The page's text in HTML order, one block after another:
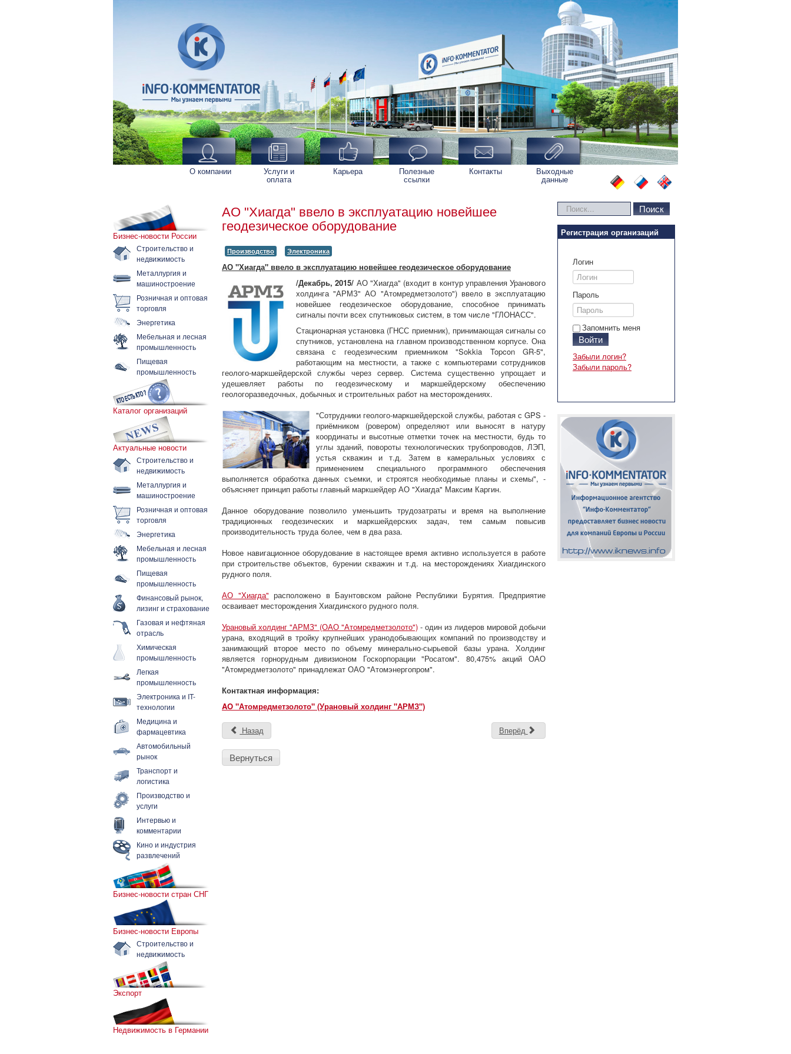
О компании Услуги и
оплата
Карьера Полезные
ссылки
Контакты Выходные
данные
Бизнес-новости России
Строительство и
недвижимость
Металлургия и
машиностроение
Розничная и оптовая
торговля
Энергетика
Мебельная и лесная
промышленность
Пищевая
промышленность
Каталог организаций
Актуальные новости
Строительство и
недвижимость
Металлургия и
машиностроение
Розничная и оптовая
торговля
Энергетика
Мебельная и лесная
промышленность
Пищевая
промышленность
Финансовый рынок,
лизинг и страхование
Газовая и нефтяная
отрасль
Химическая
промышленность
Легкая
промышленность
Электроника и IT-
технологии
Медицина и
фармацевтика
Автомобильный
рынок
Транспорт и
логистика
Производство и
услуги
Интервью и
комментарии
Кино и индустрия
развлечений
Бизнес-новости стран СНГ
Бизнес-новости Европы
Строительство и
недвижимость
Экспорт
Недвижимость в Германии
АО "Хиагда" ввело в эксплуатацию новейшее
геодезическое оборудование
Производство Электроника
АО "Хиагда" ввело в эксплуатацию новейшее геодезическое оборудование
/Декабрь, 2015/ АО "Хиагда" (входит в контур управления Уранового
холдинга "АРМЗ" АО "Атомредметзолото") ввело в эксплуатацию
новейшее геодезическое оборудование, способное принимать
сигналы почти всех спутниковых систем, в том числе "ГЛОНАСС".
Стационарная установка (ГНСС приемник), принимающая сигналы со
спутников, установлена на главном производственном корпусе. Она
связана с геодезическим приемником "Sokkia Topcon GR-5",
работающим на местности, а также с компьютерами сотрудников
геолого-маркшейдерской службы через сервер. Система существенно упрощает и
удешевляет работы по геодезическому и маркшейдерскому обеспечению
геологоразведочных, добычных и строительных работ на месторождениях.
"Сотрудники геолого-маркшейдерской службы, работая с GPS -
приёмником (ровером) определяют или выносят в натуру
координаты и высотные отметки точек на местности, будь то
углы зданий, повороты технологических трубопроводов, ЛЭП,
устья скважин и т.д. Затем в камеральных условиях с
применением специального программного обеспечения
выполняется обработка данных съемки, и строятся необходимые планы и схемы", -
объясняет принцип работы главный маркшейдер АО "Хиагда" Максим Каргин.
Данное оборудование позволило уменьшить трудозатраты и время на выполнение
традиционных геодезических и маркшейдерских задач, тем самым повысив
производительность труда более, чем в два раза.
Новое навигационное оборудование в настоящее время активно используется в работе
при строительстве объектов, бурении скважин и т.д. на месторождениях Хиагдинского
рудного поля.
АО "Хиагда" расположено в Баунтовском районе Республики Бурятия. Предприятие
осваивает месторождения Хиагдинского рудного поля.
Урановый холдинг "АРМЗ" (ОАО "Атомредметзолото") - один из лидеров мировой добычи
урана, входящий в тройку крупнейших уранодобывающих компаний по производству и
занимающий второе место по объему минерально-сырьевой базы урана. Холдинг
является горнорудным дивизионом Госкорпорации "Росатом". 80,475% акций ОАО
"Атомредметзолото" принадлежат ОАО "Атомэнергопром".
Контактная информация:
AO "Атомредметзолото" (Урановый холдинг "АРМЗ")
Назад Вперёд
Вернуться
Искать... Поиск
Регистрация организаций
Логин
Пароль
Запомнить меня
Войти
Забыли логин?
Забыли пароль?